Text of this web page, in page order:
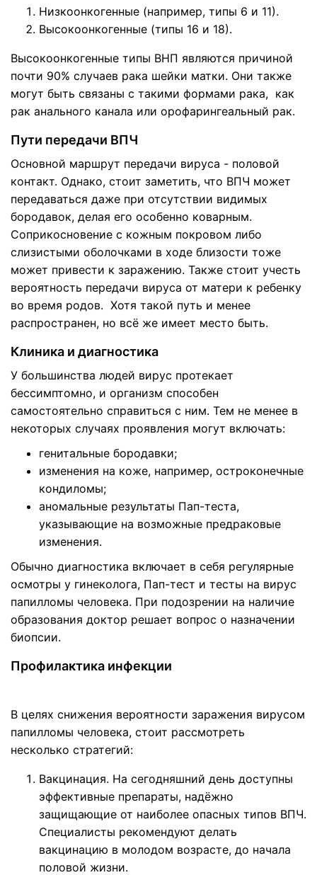
Низкоонкогенные (например, типы 6 и 11).
Высокоонкогенные (типы 16 и 18).
Высокоонкогенные типы ВНП являются причиной
почти 90% случаев рака шейки матки. Они также
могут быть связаны с такими формами рака, как
рак анального канала или орофарингеальный рак.
Пути передачи ВПЧ
Основной маршрут передачи вируса - половой
контакт. Однако, стоит заметить, что ВПЧ может
передаваться даже при отсутствии видимых
бородавок, делая его особенно коварным.
Соприкосновение с кожным покровом либо
слизистыми оболочками в ходе близости тоже
может привести к заражению. Также стоит учесть
вероятность передачи вируса от матери к ребенку
во время родов. Хотя такой путь и менее
распространен, но всё же имеет место быть.
Клиника и диагностика
У большинства людей вирус протекает
бессимптомно, и организм способен
самостоятельно справиться с ним. Тем не менее в
некоторых случаях проявления могут включать:
генитальные бородавки;
изменения на коже, например, остроконечные
кондиломы;
аномальные результаты Пап-теста,
указывающие на возможные предраковые
изменения.
Обычно диагностика включает в себя регулярные
осмотры у гинеколога, Пап-тест и тесты на вирус
папилломы человека. При подозрении на наличие
образования доктор решает вопрос о назначении
биопсии.
Профилактика инфекции
В целях снижения вероятности заражения вирусом
папилломы человека, стоит рассмотреть
несколько стратегий:
Вакцинация. На сегодняшний день доступны
эффективные препараты, надёжно
защищающие от наиболее опасных типов ВПЧ.
Специалисты рекомендуют делать
вакцинацию в молодом возрасте, до начала
половой жизни.